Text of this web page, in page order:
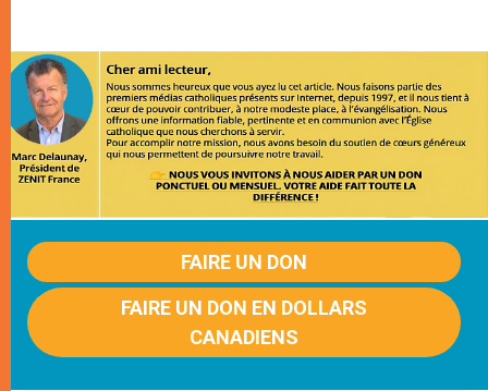
FAIRE UN DON
FAIRE UN DON EN DOLLARS
CANADIENS